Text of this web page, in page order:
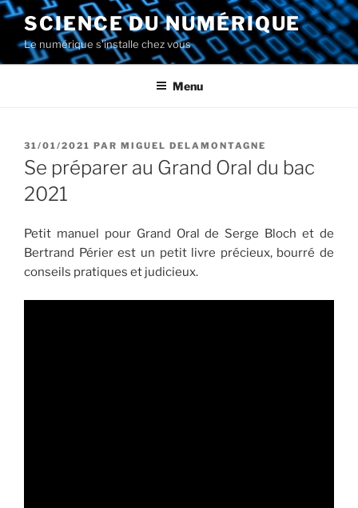
Aller
contenu
principal
SCIENCE DU NUMÉRIQUE
Le numérique s'installe chez vous
Menu
PUBLIÉ
LE
31/01/2021 PAR MIGUEL DELAMONTAGNE
Se préparer au Grand Oral du bac
2021
Petit manuel pour Grand Oral de Serge Bloch et de
Bertrand Périer est un petit livre précieux, bourré de
conseils pratiques et judicieux.